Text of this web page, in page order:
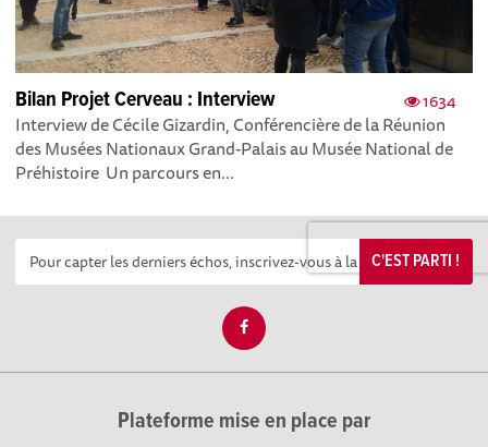
1634
Bilan Projet Cerveau : Interview
Interview de Cécile Gizardin, Conférencière de la Réunion
des Musées Nationaux Grand-Palais au Musée National de
Préhistoire Un parcours en...
C'EST PARTI !
Plateforme mise en place par